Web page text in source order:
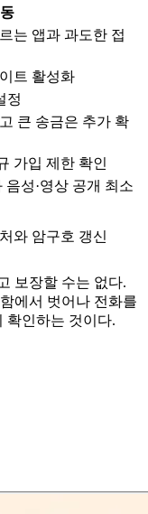
는 앱과 과도한 접
트 활성화
정
큰 송금은 추가 확
가입 제한 확인
성·영상 공개 최소
와 암구호 갱신
보장할 수는 없다.
에서 벗어나 전화를
확인하는 것이다.